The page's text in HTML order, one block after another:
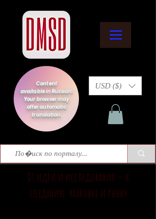
Content
available in Russian.
Your browser may
offer automatic
translation.
USD ($)
От идеи и исследования — к
созданию, упаковке и рынку